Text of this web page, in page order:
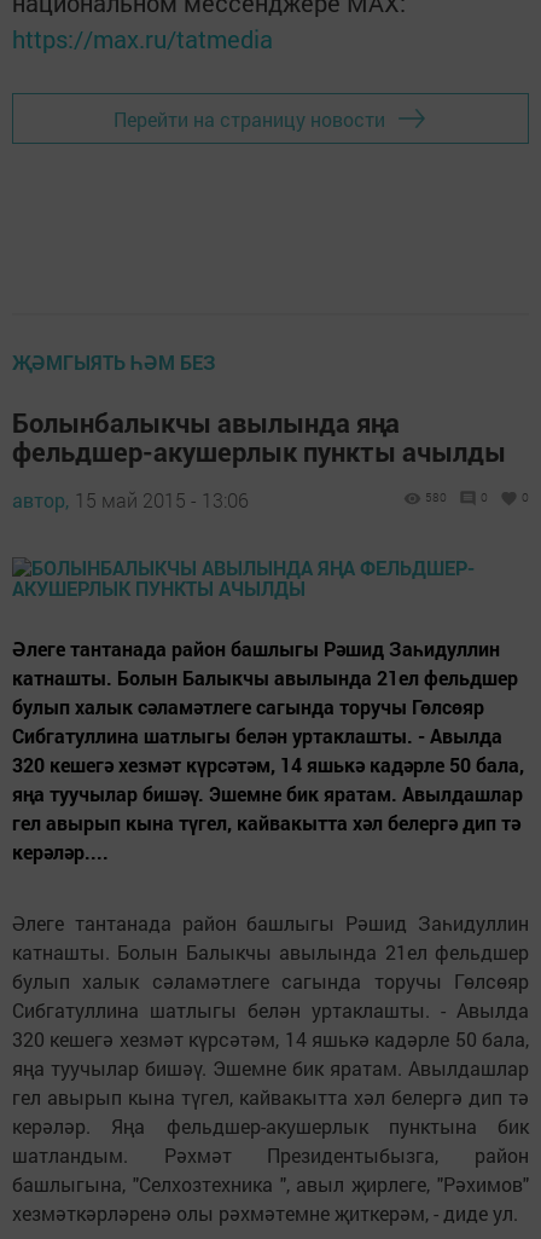
https://max.ru/tatmedia
Перейти на страницу новости
ҖӘМГЫЯТЬ ҺӘМ БЕЗ
Болынбалыкчы авылында яңа
фельдшер-акушерлык пункты ачылды
автор, 15 май 2015 - 13:06 580 0 0
Әлеге тантанада район башлыгы Рәшид Заһидуллин
катнашты. Болын Балыкчы авылында 21ел фельдшер
булып халык сәламәтлеге сагында торучы Гөлсөяр
Сибгатуллина шатлыгы белән уртаклашты. - Авылда
320 кешегә хезмәт күрсәтәм, 14 яшькә кадәрле 50 бала,
яңа туучылар бишәү. Эшемне бик яратам. Авылдашлар
гел авырып кына түгел, кайвакытта хәл белергә дип тә
керәләр....
Әлеге тантанада район башлыгы Рәшид Заһидуллин
катнашты. Болын Балыкчы авылында 21ел фельдшер
булып халык сәламәтлеге сагында торучы Гөлсөяр
Сибгатуллина шатлыгы белән уртаклашты. - Авылда
320 кешегә хезмәт күрсәтәм, 14 яшькә кадәрле 50 бала,
яңа туучылар бишәү. Эшемне бик яратам. Авылдашлар
гел авырып кына түгел, кайвакытта хәл белергә дип тә
керәләр. Яңа фельдшер-акушерлык пунктына бик
шатландым. Рәхмәт Президентыбызга, район
башлыгына, "Селхозтехника ", авыл җирлеге, "Рәхимов"
хезмәткәрләренә олы рәхмәтемне җиткерәм, - диде ул.